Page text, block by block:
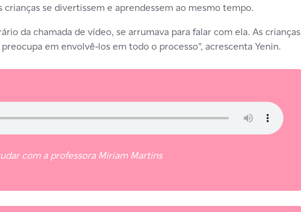
se divertissem e aprendessem ao mesmo tempo.
da chamada de vídeo, se arrumava para falar com ela. As crianças
em envolvê-los em todo o processo”, acrescenta Yenin.
com a professora Miriam Martins